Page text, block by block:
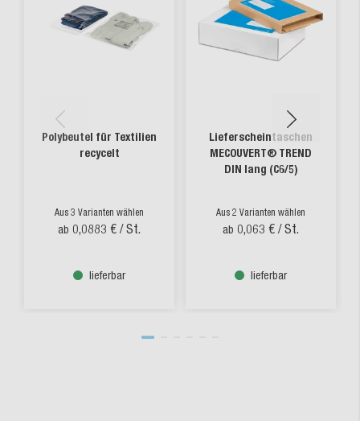
Polybeutel für Textilien
recycelt
Aus 3 Varianten wählen
ab 0,0883 € / St.
lieferbar
Lieferscheintaschen
MECOUVERT® TREND
DIN lang (C6/5)
Aus 2 Varianten wählen
ab 0,063 € / St.
lieferbar